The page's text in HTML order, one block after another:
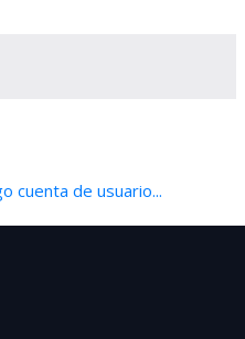
cuenta de usuario...